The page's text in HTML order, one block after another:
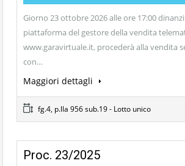
Giorno 23 ottobre 2026 alle ore 17:00
piattaforma del gestore della vendita
www.garavirtuale.it, procederà alla vendita
con…
Maggiori dettagli
fg.4, p.lla 956 sub.19 - Lotto unico
Proc. 23/2025